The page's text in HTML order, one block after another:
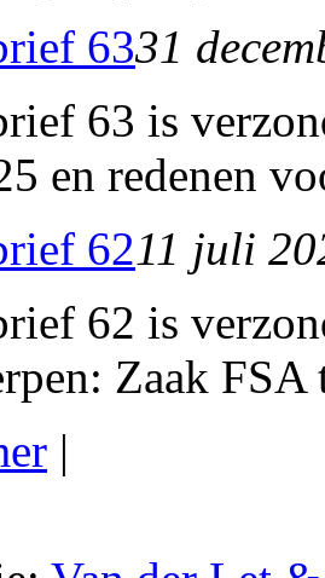
6331
63 is
en redenen
6211 juli
62 is
Zaak FSA
|